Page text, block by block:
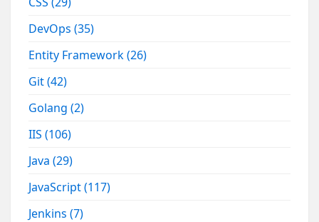
DevOps(35)
Entity Framework(26)
Git(42)
Golang(2)
IIS(106)
Java(29)
JavaScript(117)
Jenkins(7)